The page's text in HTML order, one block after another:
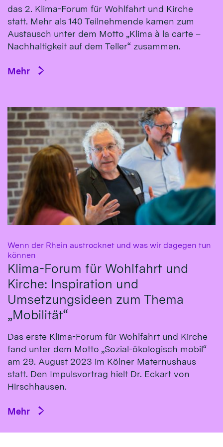
das 2. Klima-Forum für Wohlfahrt und Kirche
statt. Mehr als 140 Teilnehmende kamen zum
Austausch unter dem Motto „Klima à la carte –
Nachhaltigkeit auf dem Teller“ zusammen.
Mehr
Wenn der Rhein austrocknet und was wir dagegen tun
können
Klima-Forum für Wohlfahrt und
Kirche: Inspiration und
Umsetzungsideen zum Thema
„Mobilität“
Das erste Klima-Fo­rum für Wohl­fahrt und Kirche
fand un­ter dem Mot­to „So­zial-öko­logisch mo­bil“
am 29. Au­gust 2023 im Köl­ner Ma­ternus­haus
statt. Den Impulsvortrag hielt Dr. Eckart von
Hirsch­hausen.
Mehr